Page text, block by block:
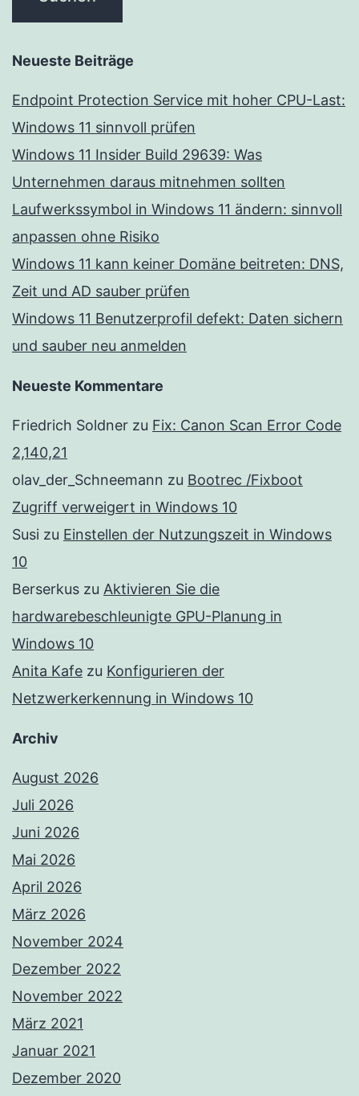
Neueste Beiträge
Endpoint Protection Service mit hoher CPU-Last:
Windows 11 sinnvoll prüfen
Windows 11 Insider Build 29639: Was
Unternehmen daraus mitnehmen sollten
Laufwerkssymbol in Windows 11 ändern: sinnvoll
anpassen ohne Risiko
Windows 11 kann keiner Domäne beitreten: DNS,
Zeit und AD sauber prüfen
Windows 11 Benutzerprofil defekt: Daten sichern
und sauber neu anmelden
Neueste Kommentare
Friedrich Soldner zu Fix: Canon Scan Error Code
2,140,21
olav_der_Schneemann zu Bootrec /Fixboot
Zugriff verweigert in Windows 10
Susi zu Einstellen der Nutzungszeit in Windows
10
Berserkus zu Aktivieren Sie die
hardwarebeschleunigte GPU-Planung in
Windows 10
Anita Kafe zu Konfigurieren der
Netzwerkerkennung in Windows 10
Archiv
August 2026
Juli 2026
Juni 2026
Mai 2026
April 2026
März 2026
November 2024
Dezember 2022
November 2022
März 2021
Januar 2021
Dezember 2020